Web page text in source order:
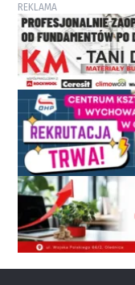
REKLAMA